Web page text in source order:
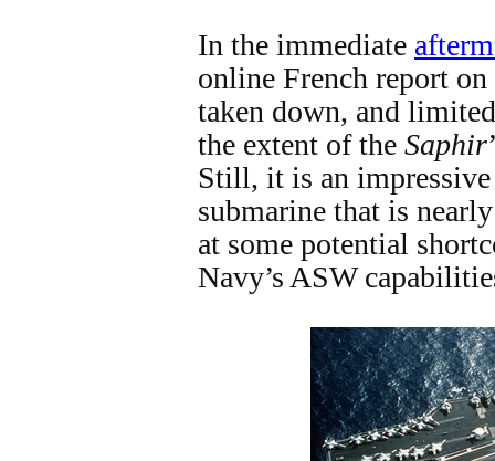
In the immediate
online French report
taken down, and
the extent of the Saphir
Still, it is an
submarine that is
at some potential
Navy’s ASW